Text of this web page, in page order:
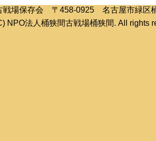
戦場保存会 〒458-0925 名古屋市緑区
NPO法人桶狭間古戦場桶狭間. All rights